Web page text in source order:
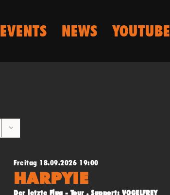
EVENTS NEWS YOUTUBE
Freitag 18.09.2026 19:00
HARPYIE
Der letzte Flug - Tour . Support: VOGELFREY